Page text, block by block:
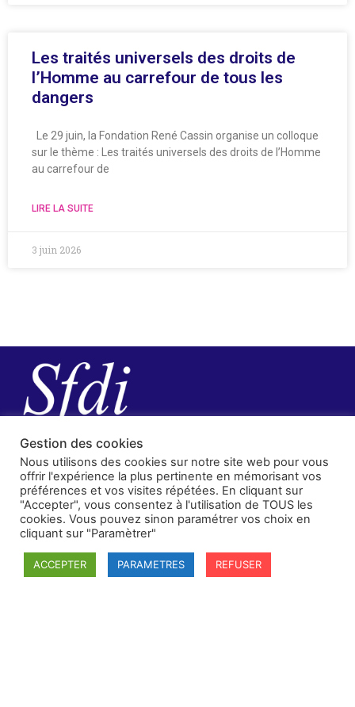
Les traités universels des droits de
l’Homme au carrefour de tous les
dangers
Le 29 juin, la Fondation René Cassin organise un colloque
sur le thème : Les traités universels des droits de l’Homme
au carrefour de
LIRE LA SUITE
3 juin 2026
Société francaise pour le Droit International
Université Robert Schuman
Gestion des cookies
Nous utilisons des cookies sur notre site web pour vous
offrir l'expérience la plus pertinente en mémorisant vos
préférences et vos visites répétées. En cliquant sur
"Accepter", vous consentez à l'utilisation de TOUS les
cookies. Vous pouvez sinon paramétrer vos choix en
cliquant sur "Paramètrer"
ACCEPTER PARAMETRES REFUSER